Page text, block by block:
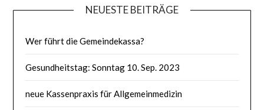
NEUESTE BEITRÄGE
Wer führt die Gemeindekassa?
Gesundheitstag: Sonntag 10. Sep. 2023
neue Kassenpraxis für Allgemeinmedizin